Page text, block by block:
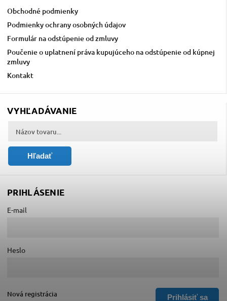
Obchodné podmienky
Podmienky ochrany osobných údajov
Formulár na odstúpenie od zmluvy
Poučenie o uplatnení práva kupujúceho na odstúpenie od kúpnej
zmluvy
Kontakt
VYHĽADÁVANIE
Hľadať
PRIHLÁSENIE
E-mail
Heslo
Prihlásiť sa
Nová registrácia